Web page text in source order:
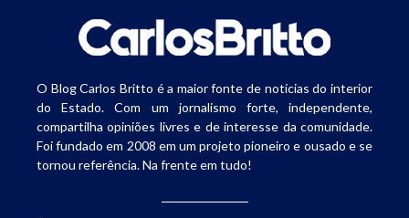
O Blog Carlos Britto é a maior fonte de notícias do interior
do Estado. Com um jornalismo forte, independente,
compartilha opiniões livres e de interesse da comunidade.
Foi fundado em 2008 em um projeto pioneiro e ousado e se
tornou referência. Na frente em tudo!